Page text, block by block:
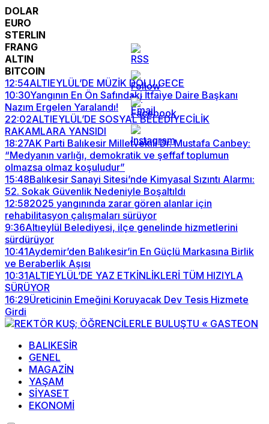
DOLAR
EURO
STERLIN
FRANG
ALTIN
BITCOIN
12:54ALTIEYLÜL’DE MÜZİK DOLU GECE
10:30Yangının En Ön Safındaki İtfaiye Daire Başkanı
Nazım Ergelen Yaralandı!
22:02ALTIEYLÜL’DE SOSYAL BELEDİYECİLİK
RAKAMLARA YANSIDI
18:27AK Parti Balıkesir Milletvekili Dr. Mustafa Canbey:
“Medyanın varlığı, demokratik ve şeffaf toplumun
olmazsa olmaz koşuludur”
15:48Balıkesir Sanayi Sitesi’nde Kimyasal Sızıntı Alarmı:
52. Sokak Güvenlik Nedeniyle Boşaltıldı
12:582025 yangınında zarar gören alanlar için
rehabilitasyon çalışmaları sürüyor
9:36Altıeylül Belediyesi, ilçe genelinde hizmetlerini
sürdürüyor
10:41Aydemir’den Balıkesir’in En Güçlü Markasına Birlik
ve Beraberlik Aşısı
10:31ALTIEYLÜL’DE YAZ ETKİNLİKLERİ TÜM HIZIYLA
SÜRÜYOR
16:29Üreticinin Emeğini Koruyacak Dev Tesis Hizmete
Girdi
BALIKESİR
GENEL
MAGAZİN
YAŞAM
SİYASET
EKONOMİ